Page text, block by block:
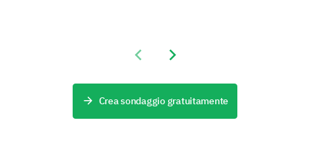
Ha gestito efficacemente comportamenti
dirompenti
Previous slide
Next slide
Crea sondaggio gratuitamente